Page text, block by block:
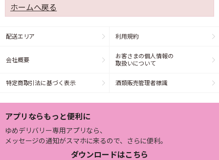
ホームへ戻る
配送エリア 利用規約
会社概要
お客さまの個人情報の
取扱いについて
特定商取引法に基づく表示 酒類販売管理者標識
アプリならもっと便利に
ゆめデリバリー専用アプリなら、
メッセージの通知がスマホに来るので、さらに便利。
ダウンロードはこちら